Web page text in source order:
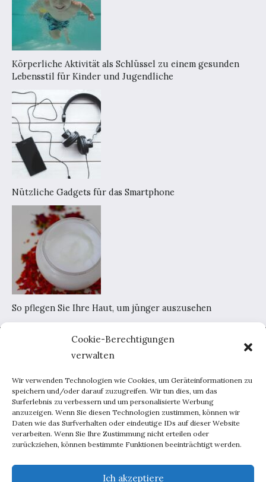
Cookie-Berechtigungen
verwalten
Wir verwenden Technologien wie Cookies, um Geräteinformationen zu
speichern und/oder darauf zuzugreifen. Wir tun dies, um das
Surferlebnis zu verbessern und um personalisierte Werbung
anzuzeigen. Wenn Sie diesen Technologien zustimmen, können wir
Daten wie das Surfverhalten oder eindeutige IDs auf dieser Website
verarbeiten. Wenn Sie Ihre Zustimmung nicht erteilen oder
zurückziehen, können bestimmte Funktionen beeinträchtigt werden.
Ich akzeptiere
Körperliche Aktivität als Schlüssel zu einem gesunden
Lebensstil für Kinder und Jugendliche
Nützliche Gadgets für das Smartphone
So pflegen Sie Ihre Haut, um jünger auszusehen
Home
Portal-Werbung
Kontakt
Haus und Garten
Beratung